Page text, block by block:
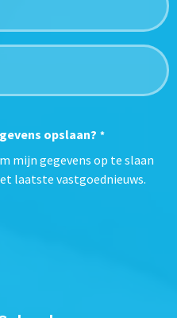
opslaan? *
mijn gegevens op te slaan
laatste vastgoednieuws.